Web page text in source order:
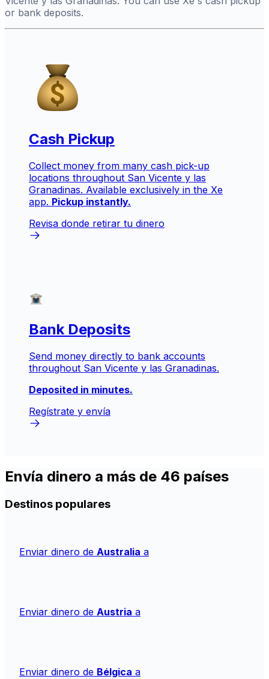
or bank deposits.
Cash Pickup
Collect money from many cash pick-up
locations throughout San Vicente y las
Granadinas. Available exclusively in the Xe
app. Pickup instantly.
Revisa donde retirar tu dinero
Bank Deposits
Send money directly to bank accounts
throughout San Vicente y las Granadinas.
Deposited in minutes.
Regístrate y envía
Envía dinero a más de 46 países
Destinos populares
Enviar dinero de Australia a
Enviar dinero de Austria a
Enviar dinero de Bélgica a